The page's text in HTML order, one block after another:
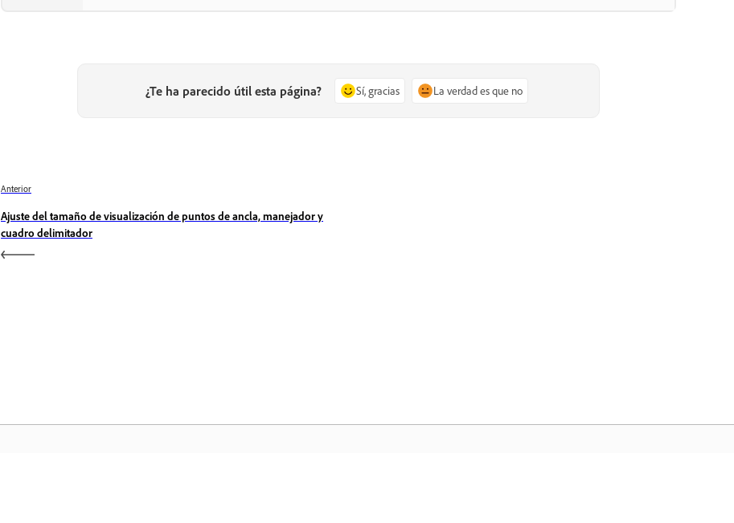
¿Te ha parecido útil esta página? Sí, gracias La verdad es que no
Anterior
Ajuste del tamaño de visualización de puntos de ancla, manejador y
cuadro delimitador